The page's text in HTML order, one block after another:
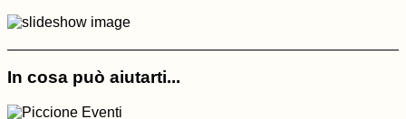
In cosa può aiutarti...